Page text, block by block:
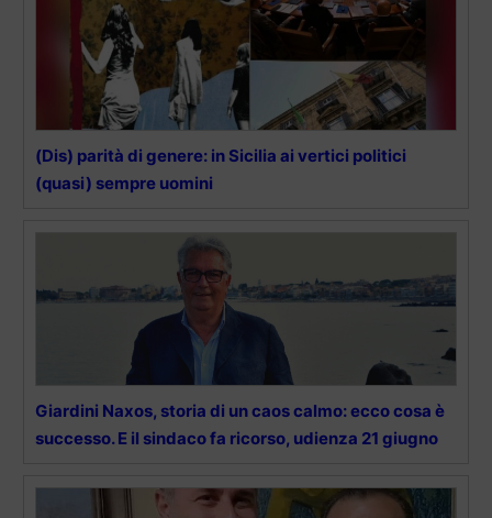
(Dis) parità di genere: in Sicilia ai vertici politici
(quasi) sempre uomini
Giardini Naxos, storia di un caos calmo: ecco cosa è
successo. E il sindaco fa ricorso, udienza 21 giugno